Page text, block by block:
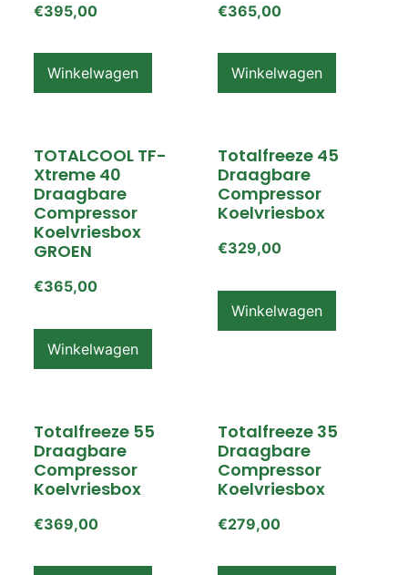
€395,00
Winkelwagen
€365,00
Winkelwagen
TOTALCOOL TF-
Xtreme 40
Draagbare
Compressor
Koelvriesbox
GROEN
€365,00
Winkelwagen
Totalfreeze 45
Draagbare
Compressor
Koelvriesbox
€329,00
Winkelwagen
Totalfreeze 55
Draagbare
Compressor
Koelvriesbox
€369,00
Totalfreeze 35
Draagbare
Compressor
Koelvriesbox
€279,00